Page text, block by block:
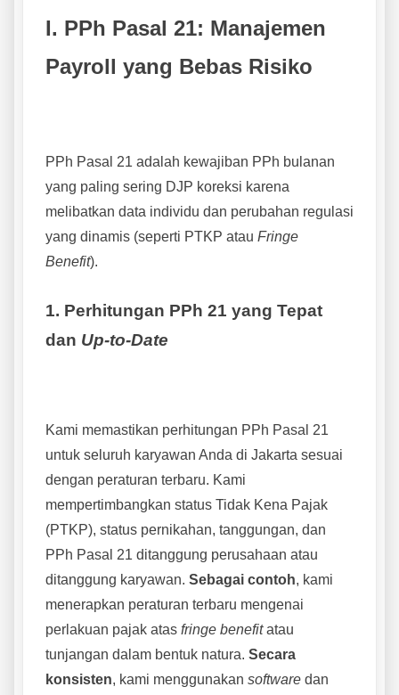
I. PPh Pasal 21: Manajemen
Payroll yang Bebas Risiko
PPh Pasal 21 adalah kewajiban PPh bulanan
yang paling sering DJP koreksi karena
melibatkan data individu dan perubahan regulasi
yang dinamis (seperti PTKP atau Fringe
Benefit).
1. Perhitungan PPh 21 yang Tepat
dan Up-to-Date
Kami memastikan perhitungan PPh Pasal 21
untuk seluruh karyawan Anda di Jakarta sesuai
dengan peraturan terbaru. Kami
mempertimbangkan status Tidak Kena Pajak
(PTKP), status pernikahan, tanggungan, dan
PPh Pasal 21 ditanggung perusahaan atau
ditanggung karyawan. Sebagai contoh, kami
menerapkan peraturan terbaru mengenai
perlakuan pajak atas fringe benefitatau
tunjangan dalam bentuk natura. Secara
konsisten, kami menggunakan software dan